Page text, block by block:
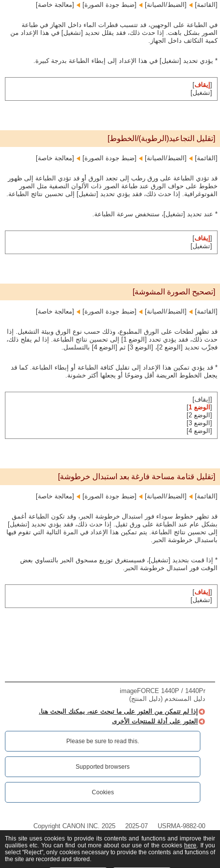
[القائمة]‏ [الضبط/الصيانة]‏ [ضبط جودة الصورة]‏ [معالجة خاصة]
في الطباعة على الوجهين، قد تتسبب قطرات الماء داخل الجهاز في طباعة
الصور بشكل باهت. إذا حدث ذلك، فقد يقلل تحديد [تشغيل] في هذا الإعداد من
كمية التكاثف داخل الجهاز.
* يؤدي تحديد [تشغيل] في هذا الإعداد إلى إبطاء الطباعة بدرجة كبيرة.
[ إيقاف]
[تشغيل]
[تقليل التجاعيد(الرطوبة)/الخطوط]
[القائمة]‏ [الضبط/الصيانة]‏ [ضبط جودة الصورة]‏ [معالجة خاصة]
قد تؤدي الطباعة على ورق رطب إلى تجعد الورق أو قد تؤدي الطباعة إلى ظهور
خطوط على حواف الورق عند طباعة الصور ذات الألوان النصفية مثل الصور
الفوتوغرافية. إذا حدث ذلك، فقد يؤدي تحديد [تشغيل] إلى تحسين نتائج الطباعة.
* عند تحديد [تشغيل]، ستنخفض سرعة الطباعة.
[ إيقاف]
[تشغيل]
[تصحيح الصورة المشوشة]
[القائمة]‏ [الضبط/الصيانة]‏ [ضبط جودة الصورة]‏ [معالجة خاصة]
قد تظهر لطخات على الورق المطبوع، وذلك حسب نوع الورق وبيئة التشغيل. إذا
حدث ذلك، فقد يؤدي تحدد [الوضع 1] إلى تحسين نتائج الطباعة. إذا لم يفلح ذلك،
فجرِّب تحديد [الوضع 2]،‏ [الوضع 3] ثم [الوضع 4] بالتسلسل.
* قد يؤدي تمكين هذا الإعداد إلى تقليل كثافة الطباعة أو إبطاء الطباعة. كما قد
يجعل الخطوط العريضة أقل وضوحًا أو يجعلها أكثر خشونة.
[إيقاف]
[ الوضع 1
]
[الوضع 2]
[الوضع 3]
[الوضع 4]
[تقليل قتامة مساحة فارغة بعد استبدال خرطوشة]
[القائمة]‏ [الضبط/الصيانة]‏ [ضبط جودة الصورة]‏ [معالجة خاصة]
قد تظهر خطوط سوداء فور استبدال خرطوشة الحبر، وقد تكون الطباعة أغمق
بشكل عام عند الطباعة على ورق ثقيل. إذا حدث ذلك، فقد يؤدي تحديد [تشغيل]
إلى تحسين نتائج الطباعة. يتم تمكين هذا الإعداد في المرة التالية التي تقوم فيها
باستبدال خرطوشة الحبر.
* إذا قمت بتحديد [تشغيل]، فسيستغرق توزيع مسحوق الحبر بالتساوي بعض
الوقت فور استبدال خرطوشة الحبر.
[ إيقاف]
[تشغيل]
imageFORCE 1440P / 1440Pr
دليل المستخدم (دليل المنتج)
إذا لم تتمكن من العثور على ما تبحث عنه، يمكنك البحث هنا.
العثور على أدلة للمنتجات الأخرى
Please be sure to read this.‎
Supported browsers
Cookies
USRMA-9882-00
2025-07
Copyright CANON INC. 2025
This site uses cookies to provide its contents and functions and improve their
qualities etc. You can find out more about our use of the cookies here. If you
select "Reject", only cookies necessary to provide the contents and functions of
the site are recorded and stored.